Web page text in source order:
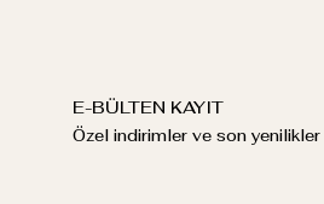
E-BÜLTEN KAYIT
Özel indirimler ve son